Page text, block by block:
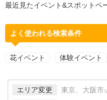
最近見たイベント&スポットペ
よく使われる検索条件
花イベント 体験イベント
エリア変更 東京、大阪市